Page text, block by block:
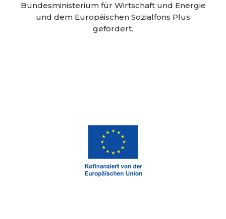
Bundesministerium für Wirtschaft und Energie
und dem Europäischen Sozialfons Plus
gefördert.